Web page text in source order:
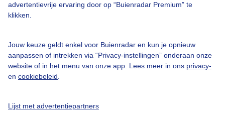
advertentievrije ervaring door op “Buienradar Premium” te
klikken.
Jouw keuze geldt enkel voor Buienradar en kun je opnieuw
aanpassen of intrekken via “Privacy-instellingen” onderaan onze
website of in het menu van onze app. Lees meer in ons privacy-
en cookiebeleid
Lijst met advertentiepartners
Toegankelijkheid
Buienradar Team
Privacy beleid
Privacy instellingen